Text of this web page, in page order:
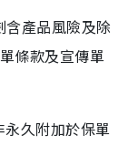
含產品風險及除
條款及宣傳單
久附加於保單